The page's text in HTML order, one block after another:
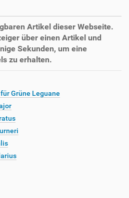
Artikel dieser Webseite.
über einen Artikel und
Sekunden, um eine
zu erhalten.
Grüne Leguane